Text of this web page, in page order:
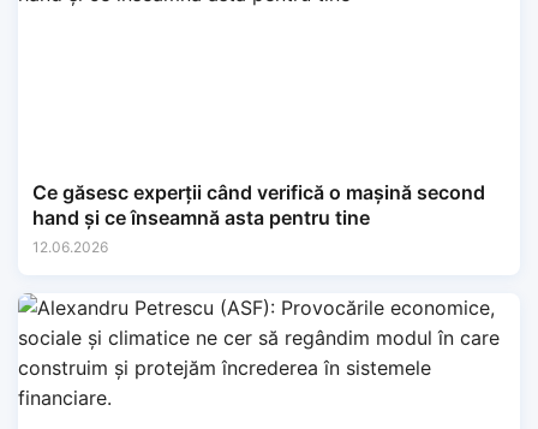
Ce găsesc experții când verifică o mașină second
hand și ce înseamnă asta pentru tine
12.06.2026